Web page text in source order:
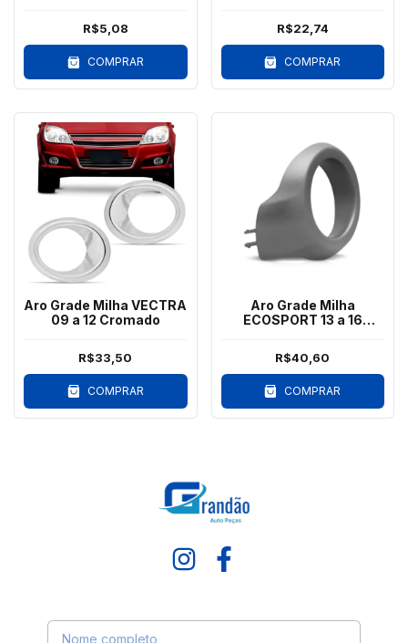
R$5,08
COMPRAR
R$22,74
COMPRAR
Aro Grade Milha VECTRA
09 a 12 Cromado
R$33,50
COMPRAR
Aro Grade Milha
ECOSPORT 13 a 16
R$40,60
COMPRAR